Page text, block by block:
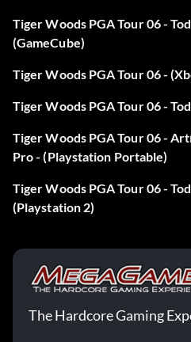
He encontrado un pequeño
carrera el nombre del personaje
de allí iniciar el juego con tu
puede hacer un montón de
Dinero fácil:
Cuando juegues en el modo
patrocinio cuando hayas hecho
a Tiger en uno de sus desafíos.
EA Sports, Nike, Nike TW
Armour te ofrecen un
vuelve a cargar tu perfil, entra
Tiger Woods PGA Tour 06 -
(GameCube)
Tiger Woods PGA Tour 06 -
Tiger Woods PGA Tour 06 -
Tiger Woods PGA Tour 06 -
Pro - (Playstation Portable)
Tiger Woods PGA Tour 06 -
(Playstation 2)
The Hardcore Gaming